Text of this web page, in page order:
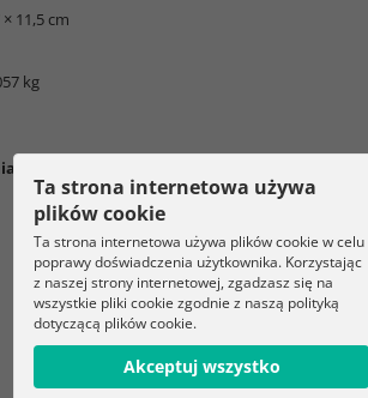
11,5 cm
kg
Ta strona internetowa używa
plików cookie
Ta strona internetowa używa plików cookie w celu
poprawy doświadczenia użytkownika. Korzystając
z naszej strony internetowej, zgadzasz się na
wszystkie pliki cookie zgodnie z naszą polityką
dotyczącą plików cookie.
Akceptuj wszystko